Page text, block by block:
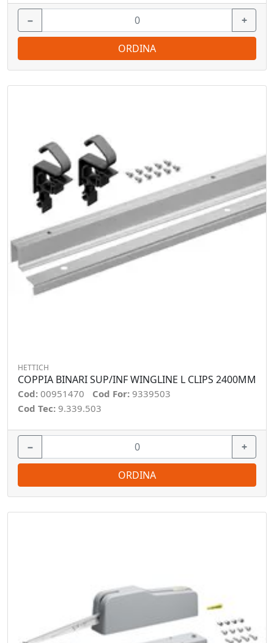
− +
ORDINA
HETTICH
COPPIA BINARI SUP/INF WINGLINE L CLIPS 2400MM
Cod: 00951470 Cod For: 9339503
Cod Tec: 9.339.503
− +
ORDINA